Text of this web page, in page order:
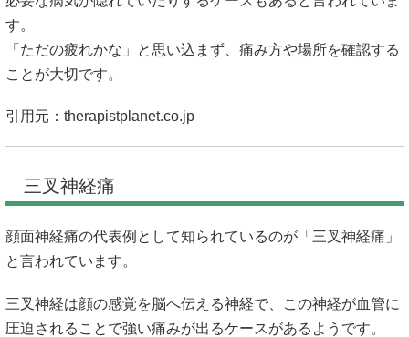
す。
「ただの疲れかな」と思い込まず、痛み方や場所を確認する
ことが大切です。
引用元： therapistplanet.co.jp
三叉神経痛
顔面神経痛の代表例として知られているのが「三叉神経痛」
と言われています。
三叉神経は顔の感覚を脳へ伝える神経で、この神経が血管に
圧迫されることで強い痛みが出るケースがあるようです。